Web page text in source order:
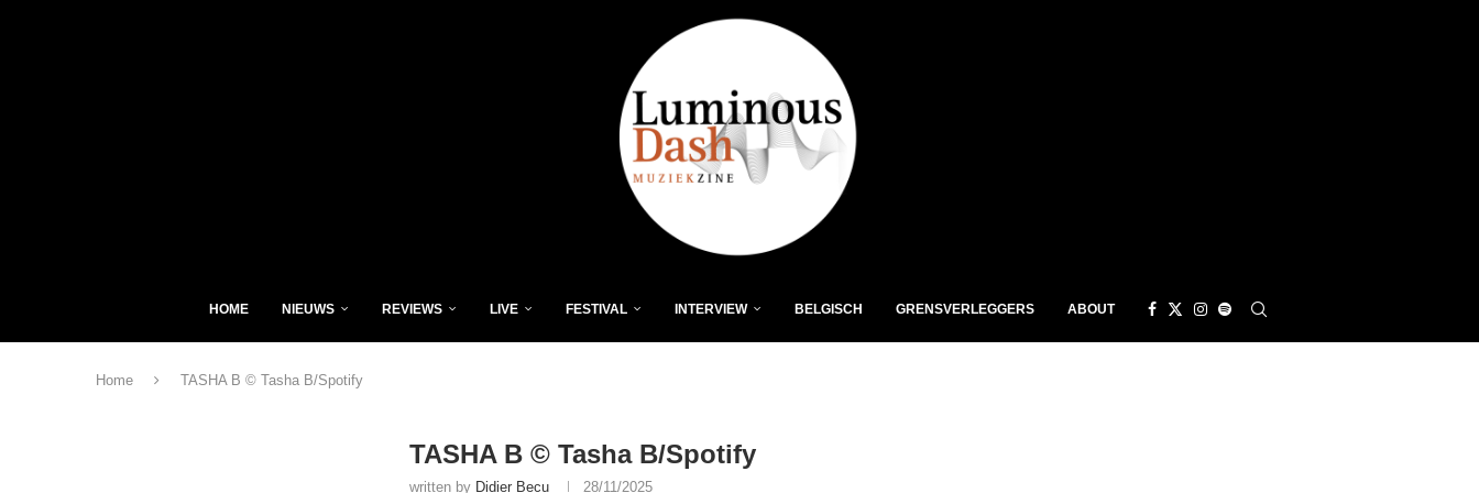
HOME NIEUWS REVIEWS LIVE FESTIVAL INTERVIEW BELGISCH GRENSVERLEGGERS ABOUT
Home TASHA B © Tasha B/Spotify
TASHA B © Tasha B/Spotify
written by Didier Becu 28/11/2025